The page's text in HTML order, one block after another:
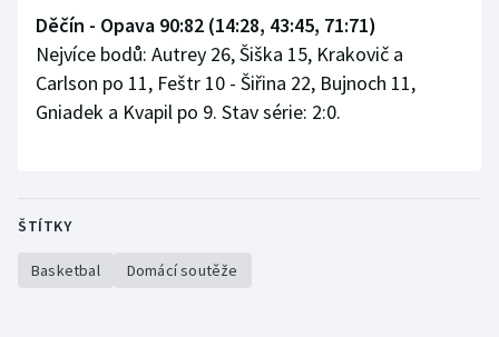
Volejbal
Ostatní
Děčín - Opava 90:82 (14:28, 43:45, 71:71)
Nejvíce bodů: Autrey 26, Šiška 15, Krakovič a
Carlson po 11, Feštr 10 - Šiřina 22, Bujnoch 11,
Gniadek a Kvapil po 9. Stav série: 2:0.
ŠTÍTKY
Basketbal Domácí soutěže